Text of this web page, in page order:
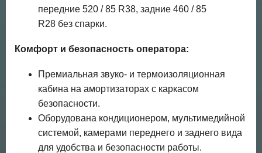
передние 520 / 85 R38, задние 460 / 85
R28 без спарки.
Комфорт и безопасность оператора:
Премиальная звуко- и термоизоляционная
кабина на амортизаторах с каркасом
безопасности.
Оборудована кондиционером, мультимедийной
системой, камерами переднего и заднего вида
для удобства и безопасности работы.